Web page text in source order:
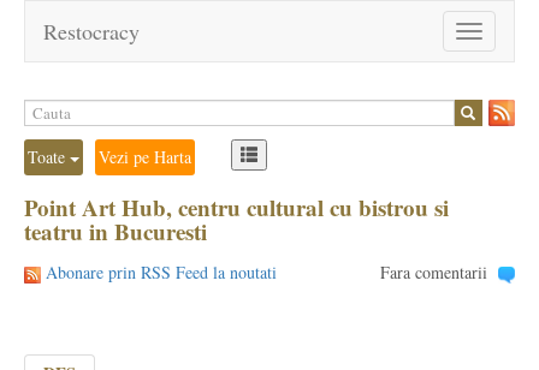
Toggle
navigation
Restocracy
Toate Vezi pe Harta
Point Art Hub, centru cultural cu bistrou si
teatru in Bucuresti
Abonare prin RSS Feed la noutati Fara comentarii